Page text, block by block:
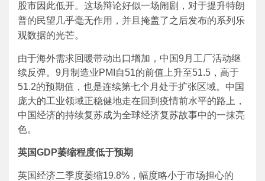
股市因此低开。这场辩论好似一场闹剧，对于提升特朗
普的民望几乎毫无作用，并且掩盖了之后发布的系列乐
观数据的光芒。
由于海外需求回暖带动出口增加，中国9月工厂活动继
续反弹。9月制造业PMI自51的前值上升至51.5，高于
51.2的预期值，也是连续第七个月处于扩张区域。中国
庞大的工业领域正稳健地走在回到疫情前水平的路上，
中国经济的持续复苏成为全球经济复苏故事中的一抹亮
色。
英国GDP萎缩程度低于预期
英国经济二季度萎缩19.8%，幅度略小于市场担心的